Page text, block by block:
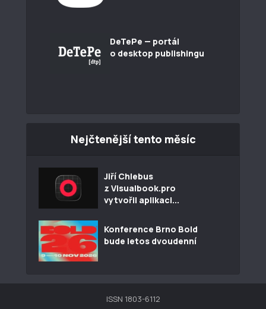
DeTePe — portál
o desktop publishingu
Nejčtenější tento měsíc
Jiří Chlebus
z Visualbook.pro
vytvořil aplikaci...
Konference Brno Bold
bude letos dvoudenní
ISSN 1803-6112